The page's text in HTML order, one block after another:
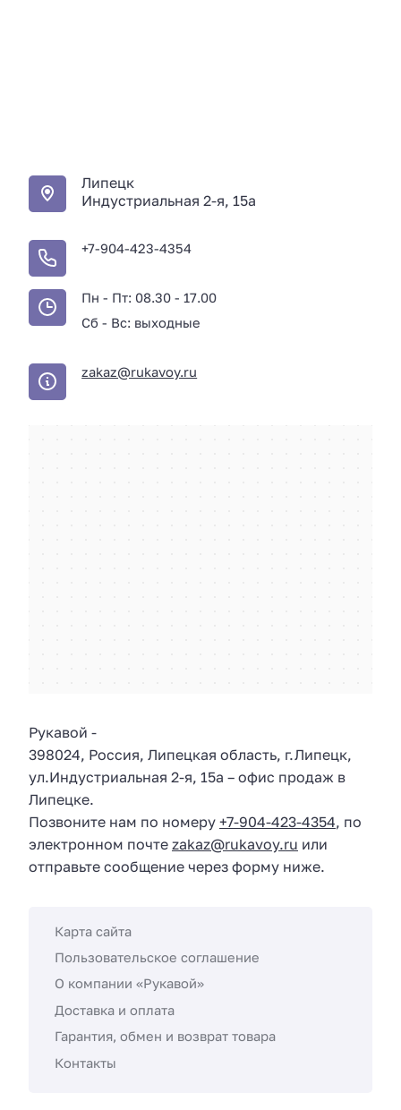
Липецк
Индустриальная 2-я, 15а
+7-904-423-4354
Пн - Пт: 08.30 - 17.00
Сб - Вс: выходные
zakaz@rukavoy.ru
Рукавой -
398024, Россия, Липецкая область, г.Липецк,
ул.Индустриальная 2-я, 15а – офис продаж в
Липецке.
Позвоните нам по номеру +7-904-423-4354, по
электронном почте zakaz@rukavoy.ru или
отправьте сообщение через форму ниже.
Карта сайта
Пользовательское соглашение
О компании «Рукавой»
Доставка и оплата
Гарантия, обмен и возврат товара
Контакты